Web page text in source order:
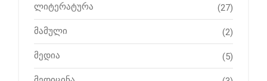
ლიტერატურა (27)
მამული (2)
მედია (5)